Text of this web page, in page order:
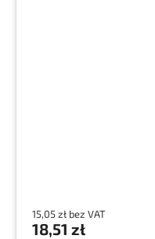
15,05 zł bez VAT
18,51 zł